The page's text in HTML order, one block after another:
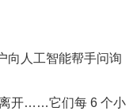
向人工智能帮手问询
离开……它们每 6 个小